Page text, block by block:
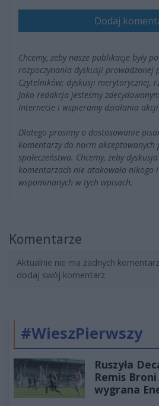
Dodaj
Chcemy, żeby nasze publikacje były
rozpoczynania dyskusji prowadzonej
Czytelników; dyskusji merytorycznej,
Jako redakcja jesteśmy
Internecie i wspieramy działania akcji
Dlatego prosimy o dostosowanie
komentarzy do norm akceptowanych
społeczeństwa. Chcemy, żeby
komentarzach nie atakowała nikogo
wspominanych w tych wpisach.
Komentarze
Aktualnie nie ma żadnych
dodaj swój komentarz.
#WieszPierwszy
Ruszyła
Remis
wygrana